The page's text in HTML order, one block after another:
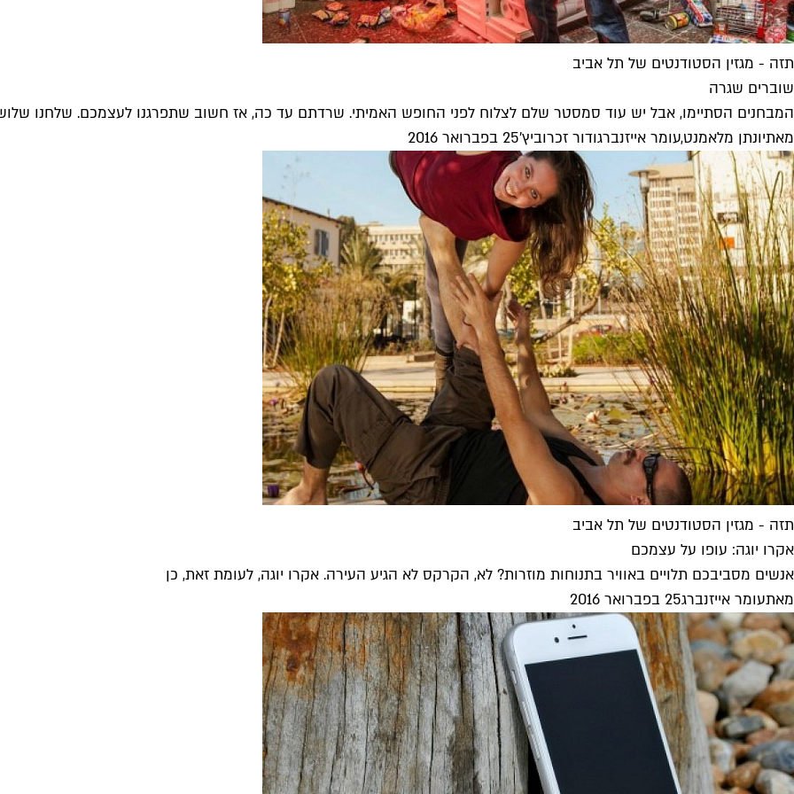
תזה - מגזין הסטודנטים של תל אביב
שוברים שגרה
המבחנים הסתיימו, אבל יש עוד סמסטר שלם לצלוח לפני החופש האמיתי. שרדתם עד כה, אז חשוב שתפרגנו לעצמכם. שלחנו
מאתיונתן מלאמנט,עומר אייזנברגודור זכרוביץ'25 בפברואר 2016
תזה - מגזין הסטודנטים של תל אביב
אקרו יוגה: עופו על עצמכם
אנשים מסביבכם תלויים באוויר בתנוחות מוזרות? לא, הקרקס לא הגיע העירה. אקרו יוגה, לעומת זאת, כן
מאתעומר אייזנברג25 בפברואר 2016